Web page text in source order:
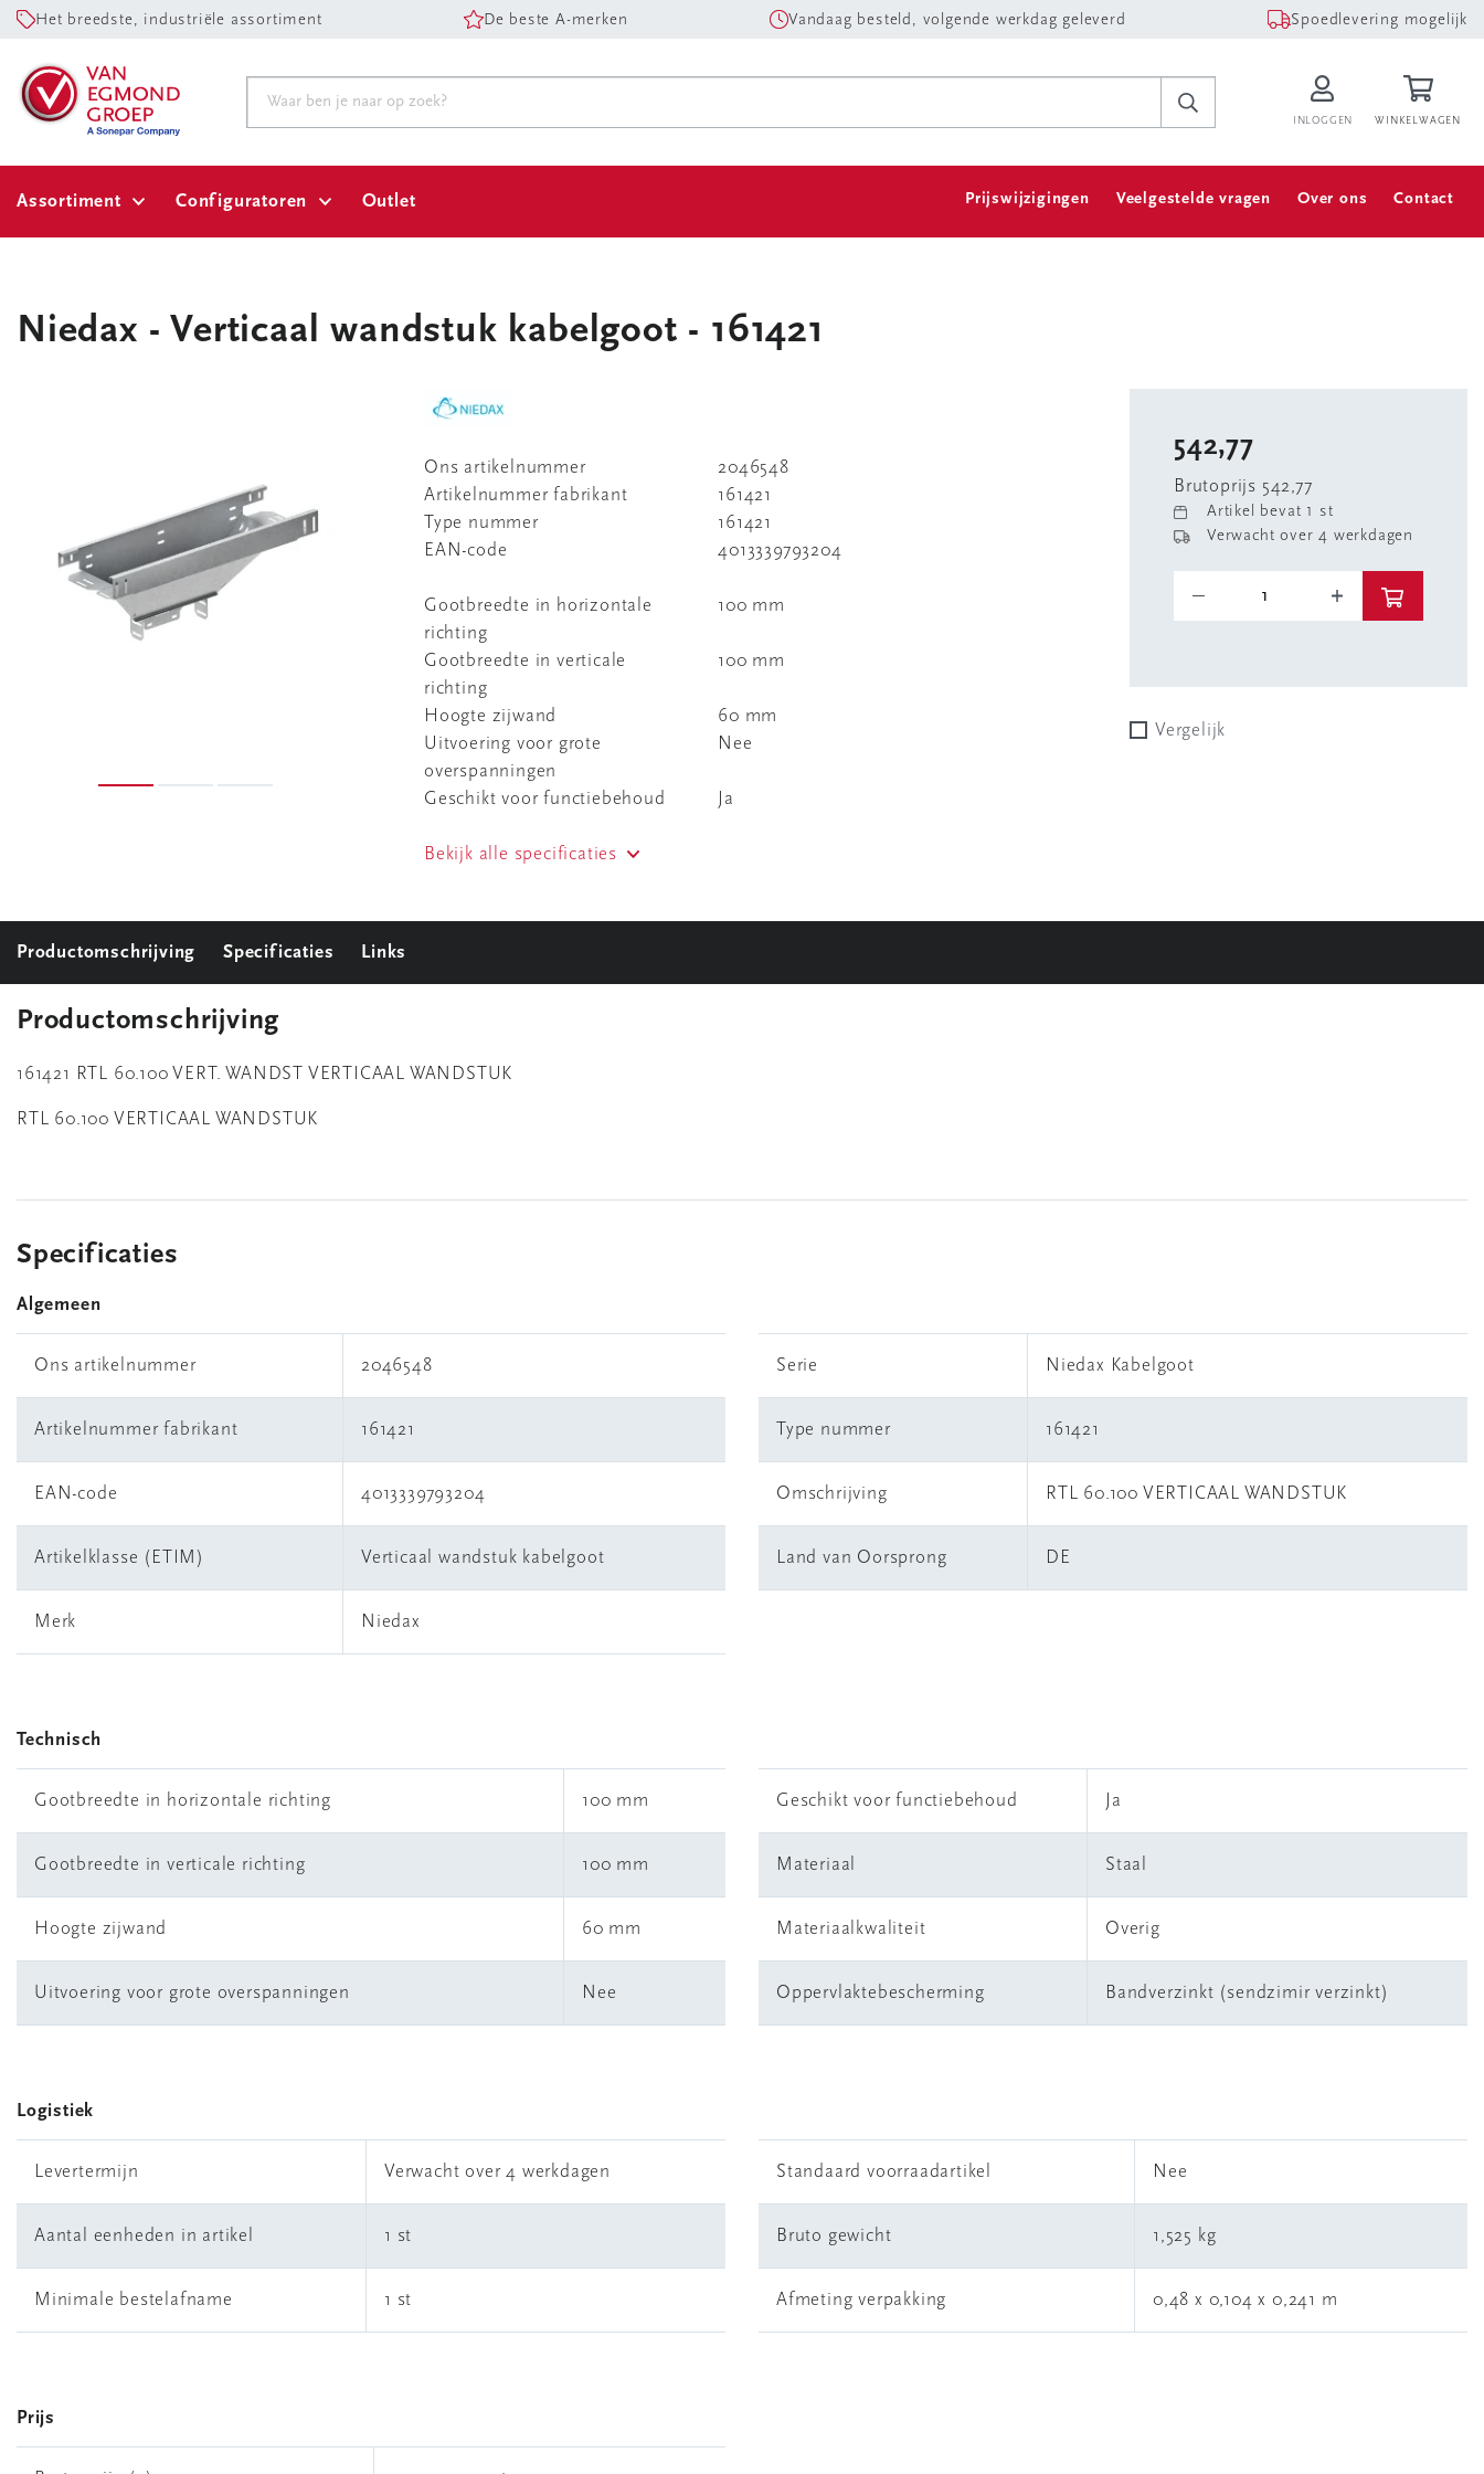
Het breedste, industriële assortiment De beste A-merken Vandaag besteld, volgende werkdag geleverd Spoedlevering mogelijk
INLOGGEN WINKELWAGEN
Assortiment Configuratoren Outlet Prijswijzigingen Veelgestelde vragen Over ons Contact
Niedax - Verticaal wandstuk kabelgoot - 161421
Ons artikelnummer
2046548
Artikelnummer fabrikant
161421
Type nummer
161421
EAN-code
4013339793204
Gootbreedte in horizontale
richting
100 mm
Gootbreedte in verticale
richting
100 mm
Hoogte zijwand
60 mm
Uitvoering voor grote
overspanningen
Nee
Geschikt voor functiebehoud Ja
Bekijk alle specificaties
542,77
Brutoprijs 542,77
Artikel bevat 1 st
Verwacht over 4 werkdagen
Vergelijk
Productomschrijving Specificaties Links
Productomschrijving
161421 RTL 60.100 VERT. WANDST VERTICAAL WANDSTUK
RTL 60.100 VERTICAAL WANDSTUK
Specificaties
Algemeen
Ons artikelnummer 2046548
Artikelnummer fabrikant 161421
EAN-code 4013339793204
Artikelklasse (ETIM) Verticaal wandstuk kabelgoot
Merk Niedax
Serie Niedax Kabelgoot
Type nummer 161421
Omschrijving RTL 60.100 VERTICAAL WANDSTUK
Land van Oorsprong DE
Technisch
Gootbreedte in horizontale richting 100 mm
Gootbreedte in verticale richting 100 mm
Hoogte zijwand 60 mm
Uitvoering voor grote overspanningen Nee
Geschikt voor functiebehoud Ja
Materiaal Staal
Materiaalkwaliteit Overig
Oppervlaktebescherming Bandverzinkt (sendzimir verzinkt)
Logistiek
Levertermijn Verwacht over 4 werkdagen
Aantal eenheden in artikel 1 st
Minimale bestelafname 1 st
Standaard voorraadartikel Nee
Bruto gewicht 1,525 kg
Afmeting verpakking 0,48 x 0,104 x 0,241 m
Prijs